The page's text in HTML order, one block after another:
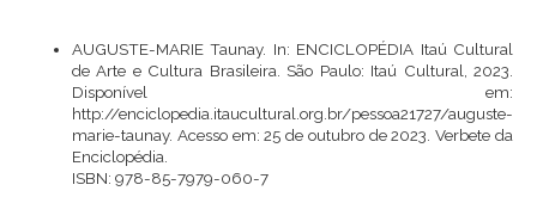
AUGUSTE-MARIE Taunay. In: ENCICLOPÉDIA Itaú Cultural
de Arte e Cultura Brasileira. São Paulo: Itaú Cultural, 2023.
Disponível em:
http://enciclopedia.itaucultural.org.br/pessoa21727/auguste-
marie-taunay. Acesso em: 25 de outubro de 2023. Verbete da
Enciclopédia.
ISBN: 978-85-7979-060-7